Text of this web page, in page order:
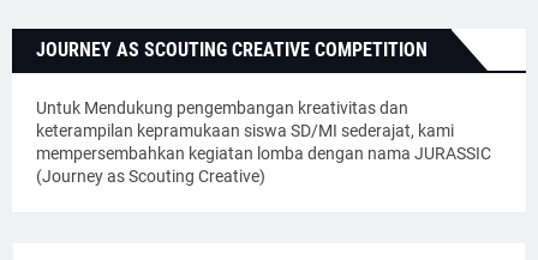
JOURNEY AS SCOUTING CREATIVE COMPETITION
Untuk Mendukung pengembangan kreativitas dan
keterampilan kepramukaan siswa SD/MI sederajat, kami
mempersembahkan kegiatan lomba dengan nama JURASSIC
(Journey as Scouting Creative)